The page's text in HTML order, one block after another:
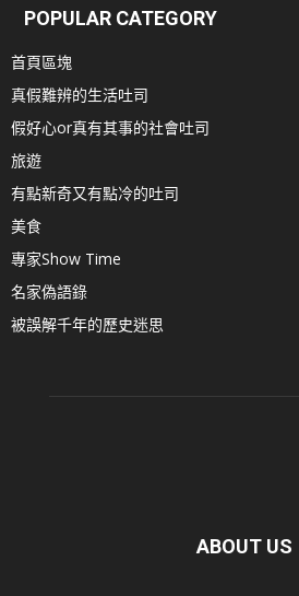
POPULAR CATEGORY
首頁區塊
真假難辨的生活吐司
假好心or真有其事的社會吐司
旅遊
有點新奇又有點冷的吐司
美食
專家Show Time
名家偽語錄
被誤解千年的歷史迷思
ABOUT US